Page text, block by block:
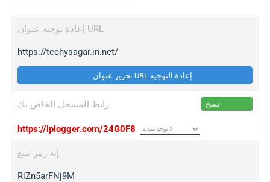
إعادة توجيه عنوان URL
https://techysagar.in.net/
تحرير عنوان URL إعادة التوجيه
رابط المسجل الخاص بك نسخ
https://iplogger.com/24G0F8
إنه رمز تتبع
RiZn5arFNj9M